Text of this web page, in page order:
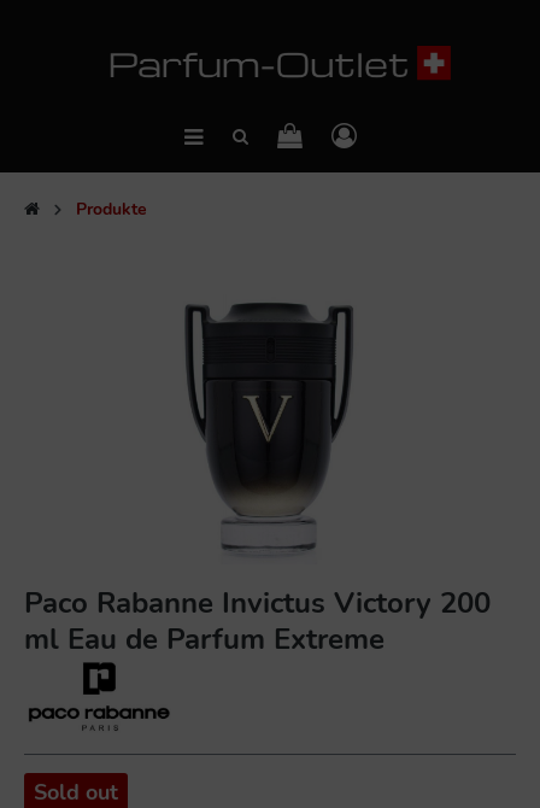
Produkte
Paco Rabanne Invictus Victory 200
ml Eau de Parfum Extreme
Sold out